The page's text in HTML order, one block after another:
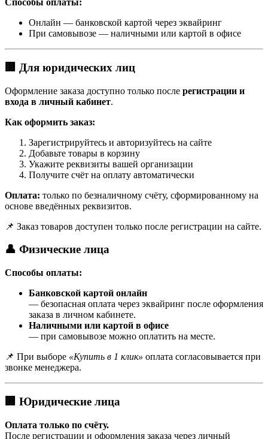
Способы оплаты:
Онлайн — банковской картой через эквайринг
При самовывозе — наличными или картой в офисе
🏢 Для юридических лиц
Оформление заказа доступно только после регистрации и
входа в личный кабинет.
Как оформить заказ:
Зарегистрируйтесь и авторизуйтесь на сайте
Добавьте товары в корзину
Укажите реквизиты вашей организации
Получите счёт на оплату автоматически
Оплата: только по безналичному счёту, сформированному на
основе введённых реквизитов.
📌 Заказ товаров доступен только после регистрации на сайте.
👤 Физические лица
Способы оплаты:
Банковской картой онлайн
— безопасная оплата через эквайринг после оформления
заказа в личном кабинете.
Наличными или картой в офисе
— при самовывозе можно оплатить на месте.
📌 При выборе «Купить в 1 клик» оплата согласовывается при
звонке менеджера.
🏢 Юридические лица
Оплата только по счёту.
После регистрации и оформления заказа через личный